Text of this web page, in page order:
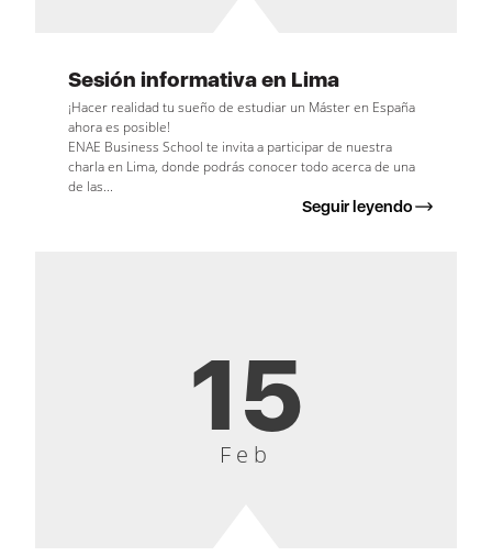
Sesión informativa en Lima
¡Hacer realidad tu sueño de estudiar un Máster en España
ahora es posible!
ENAE Business School te invita a participar de nuestra
charla en Lima, donde podrás conocer todo acerca de una
de las...
Seguir leyendo
15
Feb